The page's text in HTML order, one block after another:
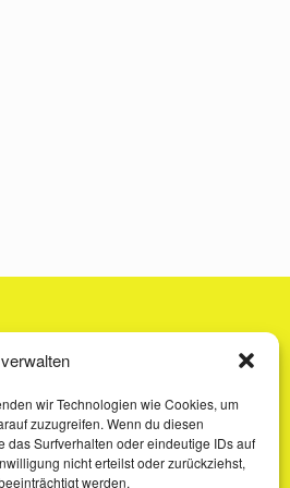
wir Technologien wie Cookies, um
zuzugreifen. Wenn du diesen
das Surfverhalten oder eindeutige IDs auf
nicht erteilst oder zurückziehst,
werden.